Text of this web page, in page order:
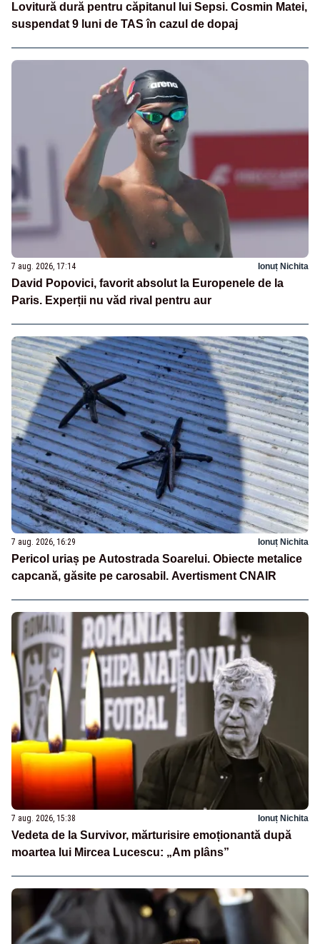
Lovitură dură pentru căpitanul lui Sepsi. Cosmin Matei,
suspendat 9 luni de TAS în cazul de dopaj
7 aug. 2026, 17:14 Ionuț Nichita
David Popovici, favorit absolut la Europenele de la
Paris. Experții nu văd rival pentru aur
7 aug. 2026, 16:29 Ionuț Nichita
Pericol uriaș pe Autostrada Soarelui. Obiecte metalice
capcană, găsite pe carosabil. Avertisment CNAIR
7 aug. 2026, 15:38 Ionuț Nichita
Vedeta de la Survivor, mărturisire emoționantă după
moartea lui Mircea Lucescu: „Am plâns”